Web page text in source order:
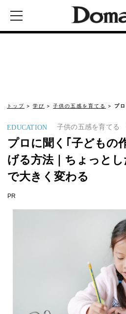
トップ 学び 子供の五感を育てる プ
EDUCATION 子供の五感を育てる
プロに聞く｢子どもの
げる方法｜ちょっと
で大きく変わる
PR